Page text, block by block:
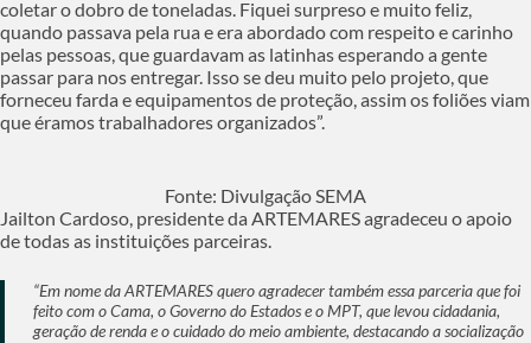
coletar o dobro de toneladas. Fiquei surpreso e muito feliz,
quando passava pela rua e era abordado com respeito e carinho
pelas pessoas, que guardavam as latinhas esperando a gente
passar para nos entregar. Isso se deu muito pelo projeto, que
forneceu farda e equipamentos de proteção, assim os foliões viam
que éramos trabalhadores organizados”.
Fonte: Divulgação SEMA
Jailton Cardoso, presidente da ARTEMARES agradeceu o apoio
de todas as instituições parceiras.
“Em nome da ARTEMARES quero agradecer também essa parceria que foi
feito com o Cama, o Governo do Estados e o MPT, que levou cidadania,
geração de renda e o cuidado do meio ambiente, destacando a socialização